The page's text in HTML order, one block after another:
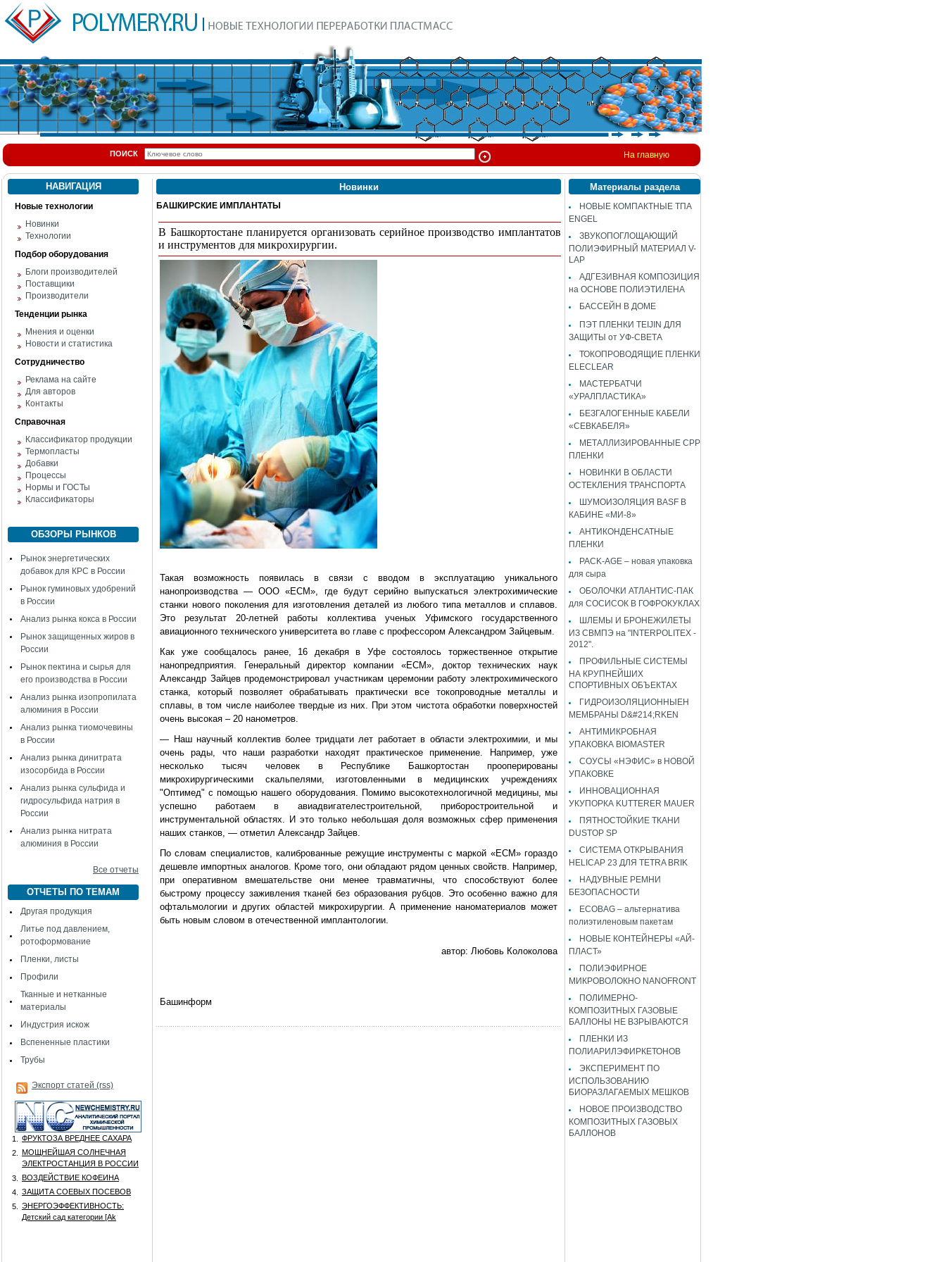
ПОИСК На главную
НАВИГАЦИЯ
Новые технологии
Новинки
Технологии
Подбор оборудования
Блоги производителей
Поставщики
Производители
Тенденции рынка
Мнения и оценки
Новости и статистика
Сотрудничество
Реклама на сайте
Для авторов
Контакты
Справочная
Классификатор продукции
Термопласты
Добавки
Процессы
Нормы и ГОСТы
Классификаторы
ОБЗОРЫ РЫНКОВ
Рынок энергетических
добавок для КРС в России
Рынок гуминовых удобрений
в России
Анализ рынка кокса в России
Рынок защищенных жиров в
России
Рынок пектина и сырья для
его производства в России
Анализ рынка изопропилата
алюминия в России
Анализ рынка тиомочевины
в России
Анализ рынка динитрата
изосорбида в России
Анализ рынка сульфида и
гидросульфида натрия в
России
Анализ рынка нитрата
алюминия в России
Все отчеты
ОТЧЕТЫ ПО ТЕМАМ
Другая продукция
Литье под давлением,
ротоформование
Пленки, листы
Профили
Тканные и нетканные
материалы
Индустрия искож
Вспененные пластики
Трубы
Экспорт статей (rss)
1.
ФРУКТОЗА ВРЕДНЕЕ САХАРА
2.
МОЩНЕЙШАЯ СОЛНЕЧНАЯ
ЭЛЕКТРОСТАНЦИЯ В РОССИИ
3.
ВОЗДЕЙСТВИЕ КОФЕИНА
4.
ЗАЩИТА СОЕВЫХ ПОСЕВОВ
5.
ЭНЕРГОЭФФЕКТИВНОСТЬ:
Детский сад категории [Аk
Новинки
БАШКИРСКИЕ ИМПЛАНТАТЫ
В Башкортостане планируется организовать серийное производство имплантатов
и инструментов для микрохирургии.
Такая возможность появилась в связи с вводом в эксплуатацию уникального
нанопроизводства — ООО «ECM», где будут серийно выпускаться электрохимические
станки нового поколения для изготовления деталей из любого типа металлов и сплавов.
Это результат 20-летней работы коллектива ученых Уфимского государственного
авиационного технического университета во главе с профессором Александром Зайцевым.
Как уже сообщалось ранее, 16 декабря в Уфе состоялось торжественное открытие
нанопредприятия. Генеральный директор компании «ЕСМ», доктор технических наук
Александр Зайцев продемонстрировал участникам церемонии работу электрохимического
станка, который позволяет обрабатывать практически все токопроводные металлы и
сплавы, в том числе наиболее твердые из них. При этом чистота обработки поверхностей
очень высокая – 20 нанометров.
— Наш научный коллектив более тридцати лет работает в области электрохимии, и мы
очень рады, что наши разработки находят практическое применение. Например, уже
несколько тысяч человек в Республике Башкортостан прооперированы
микрохирургическими скальпелями, изготовленными в медицинских учреждениях
"Оптимед" с помощью нашего оборудования. Помимо высокотехнологичной медицины, мы
успешно работаем в авиадвигателестроительной, приборостроительной и
инструментальной областях. И это только небольшая доля возможных сфер применения
наших станков, — отметил Александр Зайцев.
По словам специалистов, калиброванные режущие инструменты с маркой «ЕСМ» гораздо
дешевле импортных аналогов. Кроме того, они обладают рядом ценных свойств. Например,
при оперативном вмешательстве они менее травматичны, что способствуют более
быстрому процессу заживления тканей без образования рубцов. Это особенно важно для
офтальмологии и других областей микрохирургии. А применение наноматериалов может
быть новым словом в отечественной имплантологии.
автор: Любовь Колоколова
Башинформ
Материалы раздела
НОВЫЕ КОМПАКТНЫЕ ТПА
ENGEL
ЗВУКОПОГЛОЩАЮЩИЙ
ПОЛИЭФИРНЫЙ МАТЕРИАЛ V-
LAP
АДГЕЗИВНАЯ КОМПОЗИЦИЯ
на ОСНОВЕ ПОЛИЭТИЛЕНА
БАССЕЙН В ДОМЕ
ПЭТ ПЛЕНКИ TEIJIN ДЛЯ
ЗАЩИТЫ от УФ-СВЕТА
ТОКОПРОВОДЯЩИЕ ПЛЕНКИ
ELECLEAR
МАСТЕРБАТЧИ
«УРАЛПЛАСТИКА»
БЕЗГАЛОГЕННЫЕ КАБЕЛИ
«СЕВКАБЕЛЯ»
МЕТАЛЛИЗИРОВАННЫЕ CPP
ПЛЕНКИ
НОВИНКИ В ОБЛАСТИ
ОСТЕКЛЕНИЯ ТРАНСПОРТА
ШУМОИЗОЛЯЦИЯ BASF В
КАБИНЕ «МИ-8»
АНТИКОНДЕНСАТНЫЕ
ПЛЕНКИ
PACK-AGE – новая упаковка
для сыра
ОБОЛОЧКИ АТЛАНТИС-ПАК
для СОСИСОК В ГОФРОКУКЛАХ
ШЛЕМЫ И БРОНЕЖИЛЕТЫ
ИЗ СВМПЭ на "INTERPOLITEX -
2012".
ПРОФИЛЬНЫЕ СИСТЕМЫ
НА КРУПНЕЙШИХ
СПОРТИВНЫХ ОБЪЕКТАХ
ГИДРОИЗОЛЯЦИОННЫЕН
МЕМБРАНЫ D&#214;RKEN
АНТИМИКРОБНАЯ
УПАКОВКА BIOMASTER
СОУСЫ «НЭФИС» в НОВОЙ
УПАКОВКЕ
ИННОВАЦИОННАЯ
УКУПОРКА KUTTERER MAUER
ПЯТНОСТОЙКИЕ ТКАНИ
DUSTOP SP
СИСТЕМА ОТКРЫВАНИЯ
HELICAP 23 ДЛЯ TETRA BRIK
НАДУВНЫЕ РЕМНИ
БЕЗОПАСНОСТИ
ECOBAG – альтернатива
полиэтиленовым пакетам
НОВЫЕ КОНТЕЙНЕРЫ «АЙ-
ПЛАСТ»
ПОЛИЭФИРНОЕ
МИКРОВОЛОКНО NANOFRONT
ПОЛИМЕРНО-
КОМПОЗИТНЫХ ГАЗОВЫЕ
БАЛЛОНЫ НЕ ВЗРЫВАЮТСЯ
ПЛЕНКИ ИЗ
ПОЛИАРИЛЭФИРКЕТОНОВ
ЭКСПЕРИМЕНТ ПО
ИСПОЛЬЗОВАНИЮ
БИОРАЗЛАГАЕМЫХ МЕШКОВ
НОВОЕ ПРОИЗВОДСТВО
КОМПОЗИТНЫХ ГАЗОВЫХ
БАЛЛОНОВ